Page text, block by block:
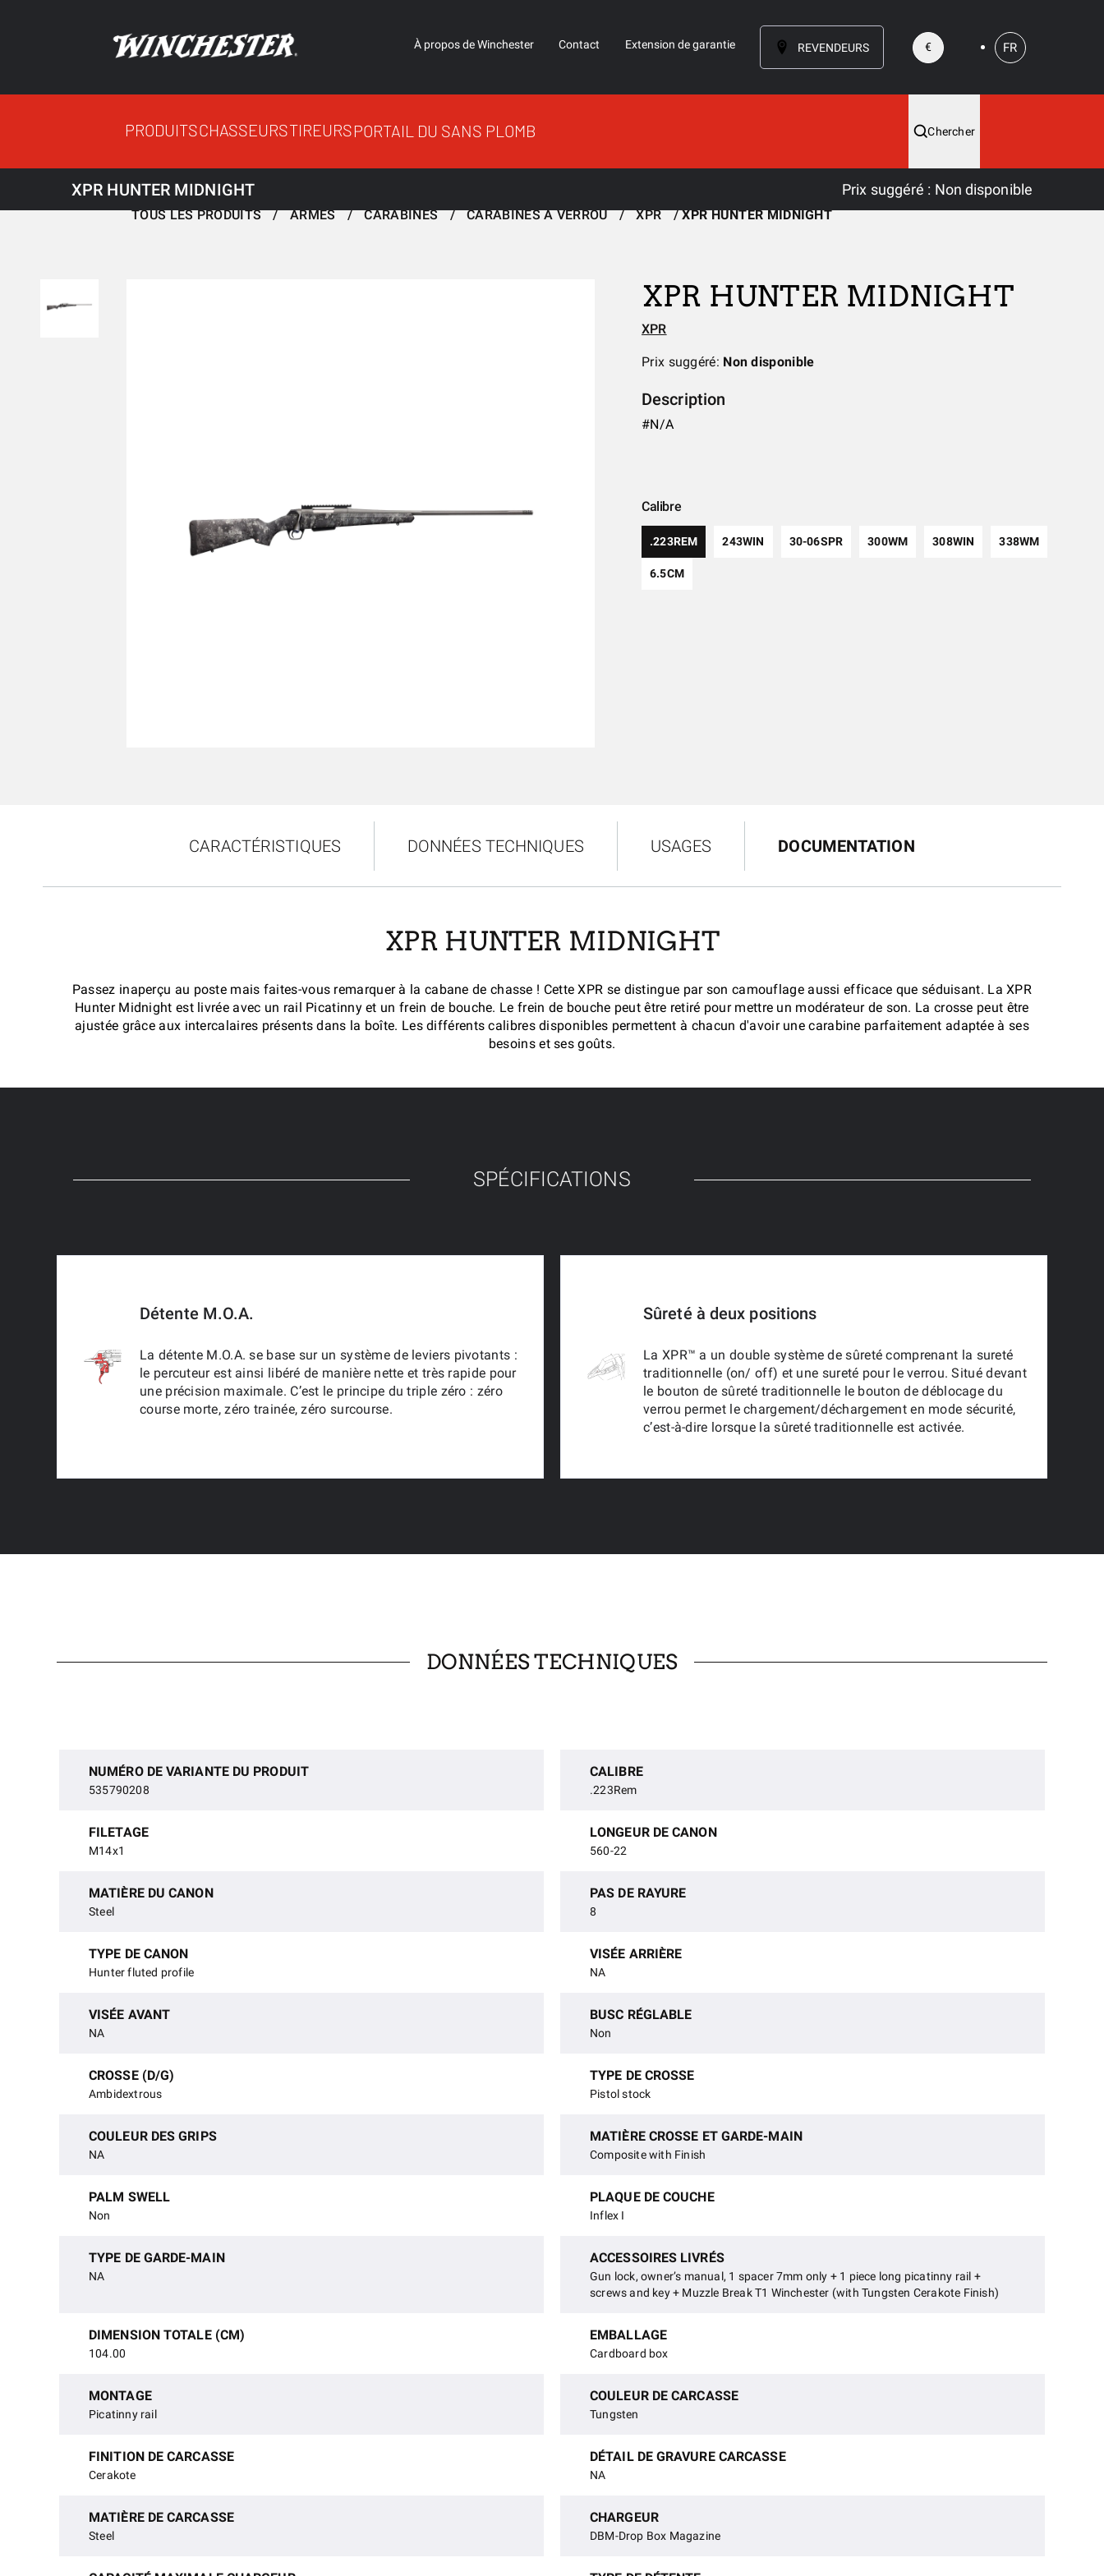
À propos de Winchester Contact Extension de garantie REVENDEURS € FR
PRODUITSCHASSEURSTIREURSPORTAIL DU SANS PLOMB Chercher
TOUS LES PRODUITS ARMES CARABINES CARABINES À VERROU XPR XPR HUNTER MIDNIGHT
XPR HUNTER MIDNIGHT
XPR
Prix suggéré: Non disponible
Description
#N/A
Calibre
.223REM 243WIN 30-06SPR 300WM 308WIN 338WM
6.5CM
XPR HUNTER MIDNIGHT Prix suggéré : Non disponible
CARACTÉRISTIQUES DONNÉES TECHNIQUES USAGES DOCUMENTATION
XPR HUNTER MIDNIGHT
Passez inaperçu au poste mais faites-vous remarquer à la cabane de chasse ! Cette XPR se distingue par son camouflage aussi efficace que séduisant. La XPR
Hunter Midnight est livrée avec un rail Picatinny et un frein de bouche. Le frein de bouche peut être retiré pour mettre un modérateur de son. La crosse peut être
ajustée grâce aux intercalaires présents dans la boîte. Les différents calibres disponibles permettent à chacun d'avoir une carabine parfaitement adaptée à ses
besoins et ses goûts.
SPÉCIFICATIONS
Détente M.O.A.
La détente M.O.A. se base sur un système de leviers pivotants :
le percuteur est ainsi libéré de manière nette et très rapide pour
une précision maximale. C’est le principe du triple zéro : zéro
course morte, zéro trainée, zéro surcourse.
Sûreté à deux positions
La XPR™ a un double système de sûreté comprenant la sureté
traditionnelle (on/ off) et une sureté pour le verrou. Situé devant
le bouton de sûreté traditionnelle le bouton de déblocage du
verrou permet le chargement/déchargement en mode sécurité,
c’est-à-dire lorsque la sûreté traditionnelle est activée.
DONNÉES TECHNIQUES
NUMÉRO DE VARIANTE DU PRODUIT
535790208
CALIBRE
.223Rem
FILETAGE
M14x1
LONGEUR DE CANON
560-22
MATIÈRE DU CANON
Steel
PAS DE RAYURE
8
TYPE DE CANON
Hunter fluted profile
VISÉE ARRIÈRE
NA
VISÉE AVANT
NA
BUSC RÉGLABLE
Non
CROSSE (D/G)
Ambidextrous
TYPE DE CROSSE
Pistol stock
COULEUR DES GRIPS
NA
MATIÈRE CROSSE ET GARDE-MAIN
Composite with Finish
PALM SWELL
Non
PLAQUE DE COUCHE
Inflex I
TYPE DE GARDE-MAIN
NA
ACCESSOIRES LIVRÉS
Gun lock, owner’s manual, 1 spacer 7mm only + 1 piece long picatinny rail +
screws and key + Muzzle Break T1 Winchester (with Tungsten Cerakote Finish)
DIMENSION TOTALE (CM)
104.00
EMBALLAGE
Cardboard box
MONTAGE
Picatinny rail
COULEUR DE CARCASSE
Tungsten
FINITION DE CARCASSE
Cerakote
DÉTAIL DE GRAVURE CARCASSE
NA
MATIÈRE DE CARCASSE
Steel
CHARGEUR
DBM-Drop Box Magazine